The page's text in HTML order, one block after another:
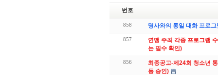
번호
858 명사와의 통일 대화 프로
857
연맹 주최 각종 프로그램
는 필수 확인)
856
최종공고-제24회 청소년
등 승인)